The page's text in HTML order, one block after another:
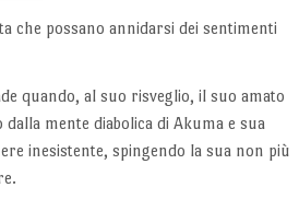
che possano annidarsi dei sentimenti
quando, al suo risveglio, il suo amato
mente diabolica di Akuma e sua
inesistente, spingendo la sua non più